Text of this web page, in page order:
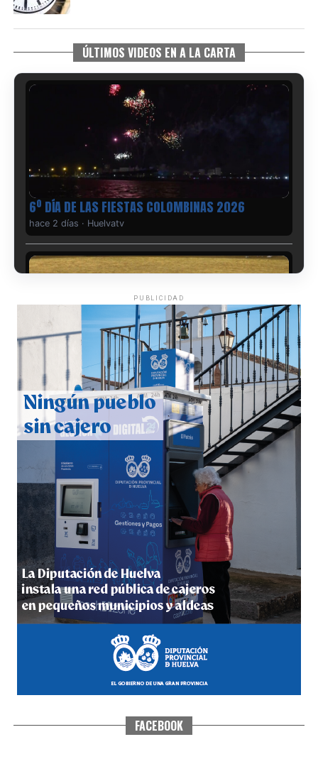
ÚLTIMOS VIDEOS EN A LA CARTA
6º DÍA DE LAS FIESTAS COLOMBINAS 2026
hace 2 días · Huelvatv
QUINTA CORRIDA DE LAS FIESTAS COLOMBINAS
2026
hace 3 días·Huelvatv
5º DÍA DE LAS FIESTAS COLOMBINAS 2026
hace 3 días·Huelvatv
CUARTA CORRIDA DE LAS FIESTAS COLOMBINAS
PUBLICIDAD
FACEBOOK